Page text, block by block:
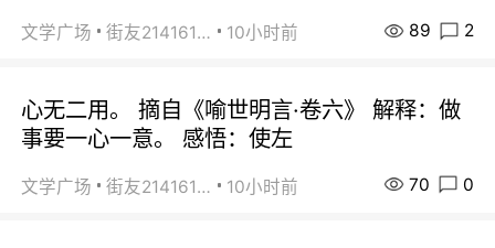
文学广场 街友21416156 10小时前 89 2
心无二用。 摘自《喻世明言·卷六》 解释：做
事要一心一意。 感悟：使左
文学广场 街友21416156 10小时前 70 0